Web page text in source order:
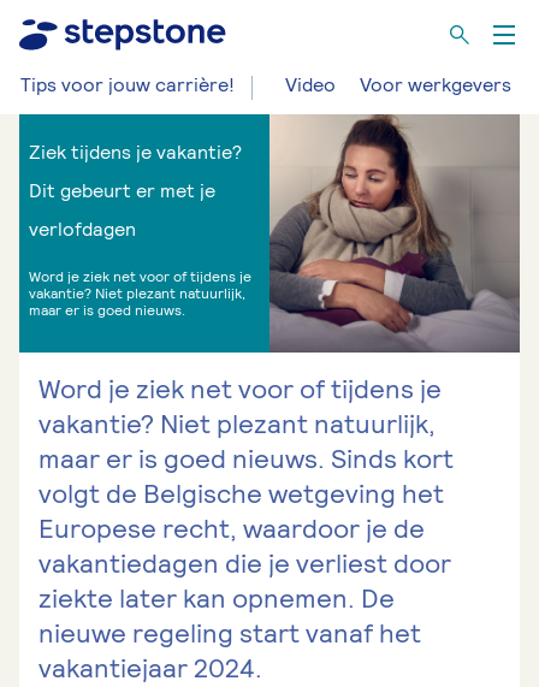
Tips voor jouw carrière! Video Voor werkgevers
Ziek tijdens je vakantie?
Dit gebeurt er met je
verlofdagen
Word je ziek net voor of tijdens je
vakantie? Niet plezant natuurlijk,
maar er is goed nieuws.
Word je ziek net voor of tijdens je
vakantie? Niet plezant natuurlijk,
maar er is goed nieuws. Sinds kort
volgt de Belgische wetgeving het
Europese recht, waardoor je de
vakantiedagen die je verliest door
ziekte later kan opnemen. De
nieuwe regeling start vanaf het
vakantiejaar 2024.